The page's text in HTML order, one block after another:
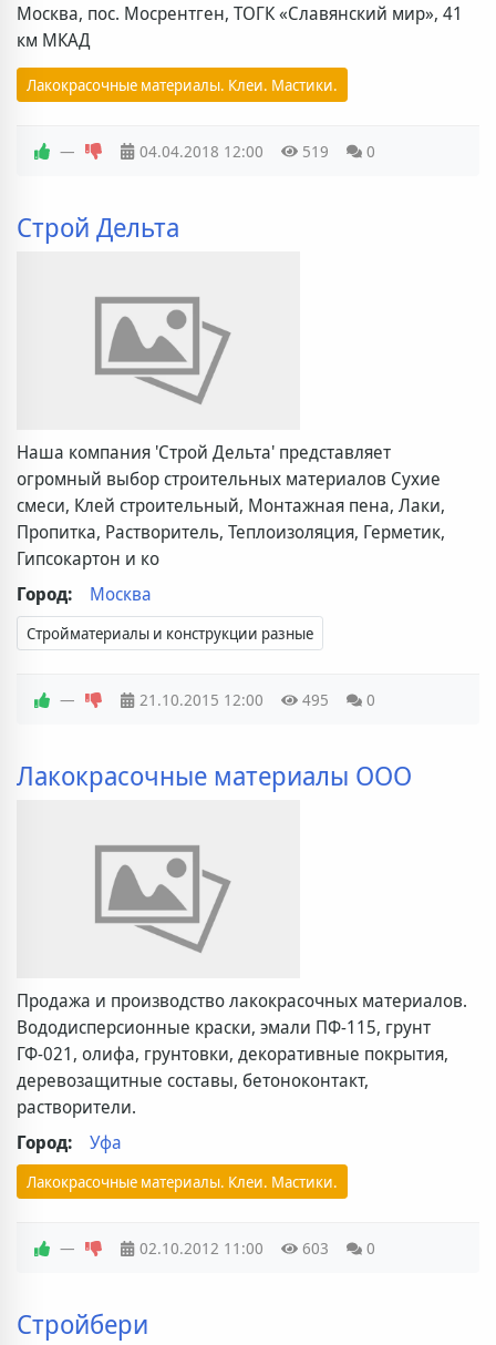
Москва, пос. Мосрентген, ТОГК «Славянский мир», 41
км МКАД
Лакокрасочные материалы. Клеи. Мастики.
— 04.04.2018 12:00 519 0
Строй Дельта
Наша компания 'Строй Дельта' представляет
огромный выбор строительных материалов Сухие
смеси, Клей строительный, Монтажная пена, Лаки,
Пропитка, Растворитель, Теплоизоляция, Герметик,
Гипсокартон и ко
Город:
Москва
Стройматериалы и конструкции разные
— 21.10.2015 12:00 495 0
Лакокрасочные материалы ООО
Продажа и производство лакокрасочных материалов.
Вододисперсионные краски, эмали ПФ-115, грунт
ГФ-021, олифа, грунтовки, декоративные покрытия,
деревозащитные составы, бетоноконтакт,
растворители.
Город:
Уфа
Лакокрасочные материалы. Клеи. Мастики.
— 02.10.2012 11:00 603 0
Стройбери